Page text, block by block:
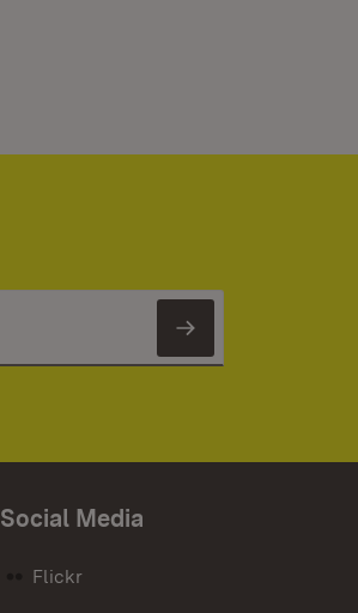
Newsletter
Social Media
Flickr